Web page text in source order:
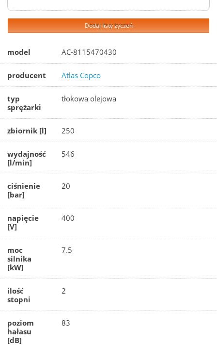
Dodaj listy życzeń
model AC-8115470430
producent Atlas Copco
typ
sprężarki
tłokowa olejowa
zbiornik [l] 250
wydajność
[l/min]
546
ciśnienie
[bar]
20
napięcie
[V]
400
moc
silnika
[kW]
7.5
ilość
stopni
2
poziom
hałasu
[dB]
83